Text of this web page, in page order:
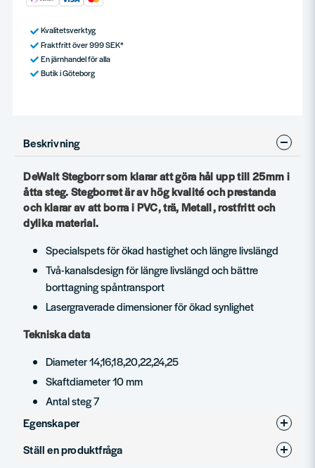
Kvalitetsverktyg
Fraktfritt över 999 SEK*
En järnhandel för alla
Butik i Göteborg
Beskrivning
DeWalt Stegborr som klarar att göra hål upp till 25mm i
åtta steg. Stegborret är av hög kvalité och prestanda
och klarar av att borra i PVC, trä, Metall, rostfritt och
dylika material.
Specialspets för ökad hastighet och längre livslängd
Två-kanalsdesign för längre livslängd och bättre
borttagning spåntransport
Lasergraverade dimensioner för ökad synlighet
Tekniska data
Diameter 14,16,18,20,22,24,25
Skaftdiameter 10 mm
Antal steg 7
Egenskaper
Produkttyp
Ställ en produktfråga